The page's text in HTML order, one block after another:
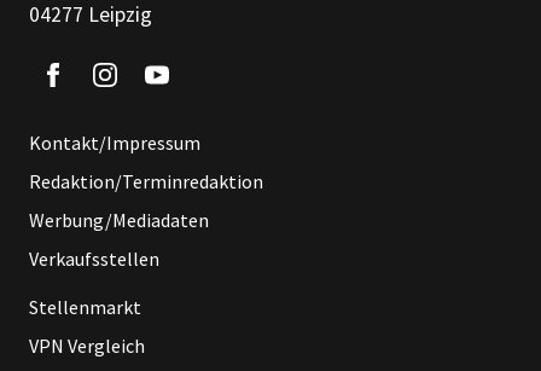
04277 Leipzig
Kontakt/Impressum
Redaktion/Terminredaktion
Werbung/Mediadaten
Verkaufsstellen
Stellenmarkt
VPN Vergleich